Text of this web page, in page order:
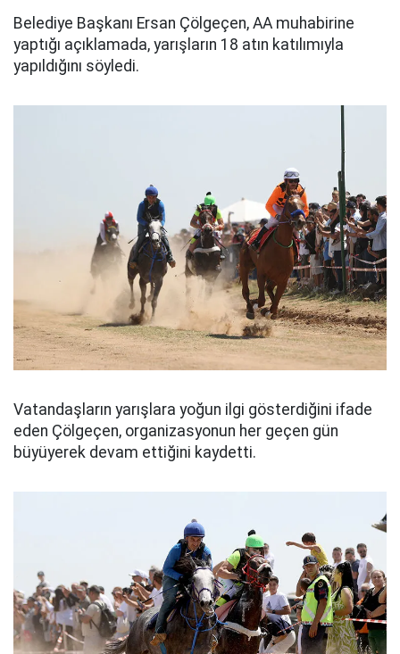
Belediye Başkanı Ersan Çölgeçen, AA muhabirine
yaptığı açıklamada, yarışların 18 atın katılımıyla
yapıldığını söyledi.
Vatandaşların yarışlara yoğun ilgi gösterdiğini ifade
eden Çölgeçen, organizasyonun her geçen gün
büyüyerek devam ettiğini kaydetti.